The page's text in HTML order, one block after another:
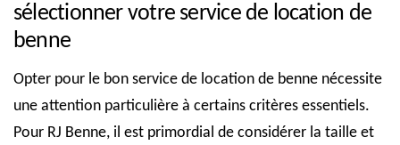
sélectionner votre service de location de
benne
Opter pour le bon service de location de benne nécessite
une attention particulière à certains critères essentiels.
Pour RJ Benne, il est primordial de considérer la taille et